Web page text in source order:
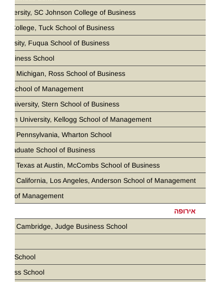
SC Johnson College of Business
College, Tuck School of Business
Fuqua School of Business
Business School
of Michigan, Ross School of Business
School of Management
University, Stern School of Business
University, Kellogg School of Management
of Pennsylvania, Wharton School
Graduate School of Business
of Texas at Austin, McCombs School of Business
of California, Los Angeles, Anderson School of Management
of Management
אירופה
of Cambridge, Judge Business School
School
School